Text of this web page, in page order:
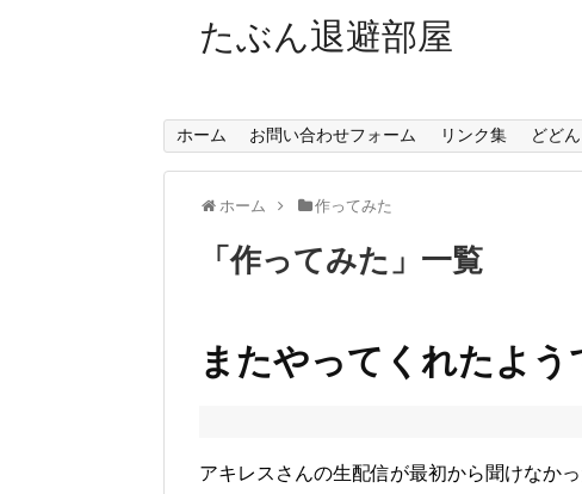
たぶん退避部屋
ホーム お問い合わせフォーム リンク集 どど
ホーム 作ってみた
「作ってみた 」 一覧
またやってくれたよう
アキレスさんの生配信が最初から聞けなか